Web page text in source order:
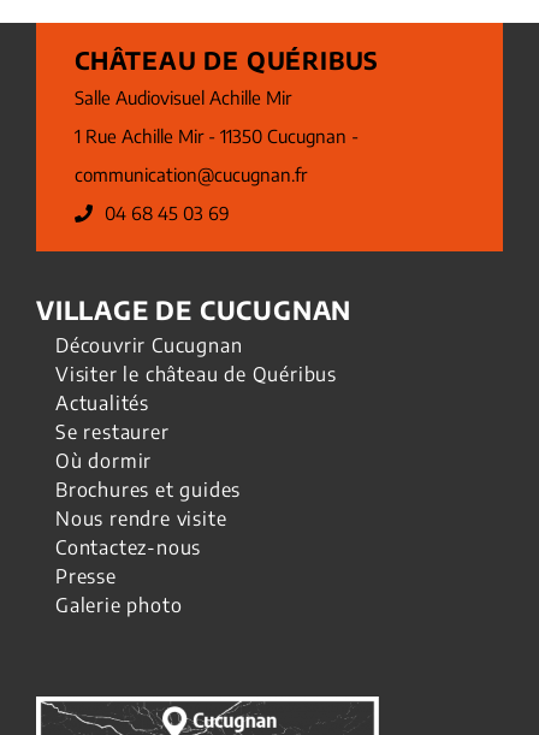
CHÂTEAU DE QUÉRIBUS
Salle Audiovisuel Achille Mir
1 Rue Achille Mir - 11350 Cucugnan -
communication@cucugnan.fr
04 68 45 03 69
VILLAGE DE CUCUGNAN
Découvrir Cucugnan
Visiter le château de Quéribus
Actualités
Se restaurer
Où dormir
Brochures et guides
Nous rendre visite
Contactez-nous
Presse
Galerie photo